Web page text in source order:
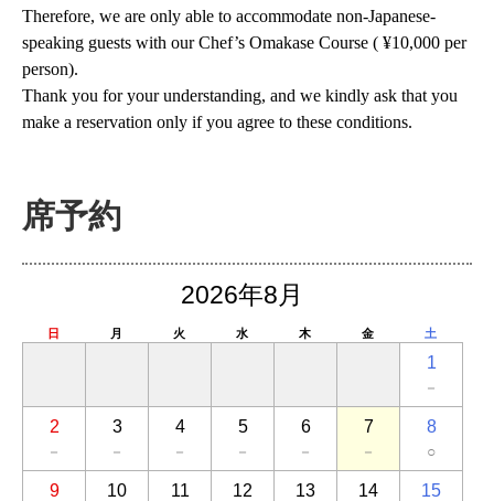
Therefore, we are only able to accommodate non-Japanese-
speaking guests with our Chef’s Omakase Course ( ¥10,000 per
person).
Thank you for your understanding, and we kindly ask that you
make a reservation only if you agree to these conditions.
席予約
2026年8月
日 月 火 水 木 金 土
1
－
2
－
3
－
4
－
5
－
6
－
7
－
8
○
9 10 11 12 13 14 15